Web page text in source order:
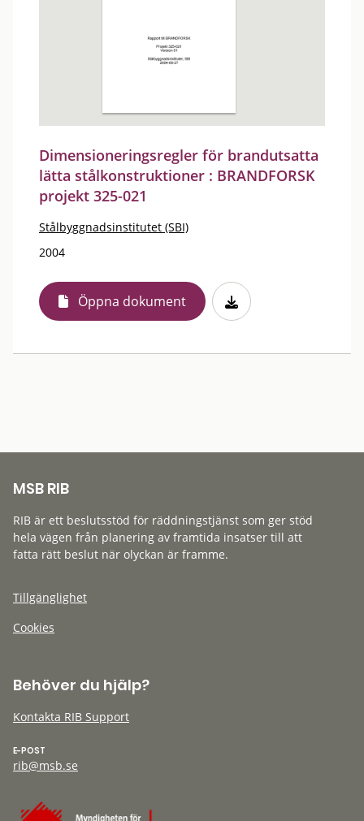
Dimensioneringsregler för brandutsatta
lätta stålkonstruktioner : BRANDFORSK
projekt 325-021
Stålbyggnadsinstitutet (SBI)
2004
Öppna dokument
MSB RIB
RIB är ett beslutsstöd för räddningstjänst som ger stöd
hela vägen från planering av framtida insatser till att
fatta rätt beslut när olyckan är framme.
Tillgänglighet
Cookies
Behöver du hjälp?
Kontakta RIB Support
E-POST
rib@msb.se